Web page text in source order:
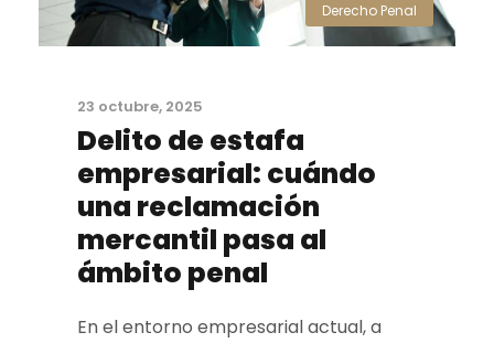
Derecho Penal
23 octubre, 2025
Delito de estafa
empresarial: cuándo
una reclamación
mercantil pasa al
ámbito penal
En el entorno empresarial actual, a